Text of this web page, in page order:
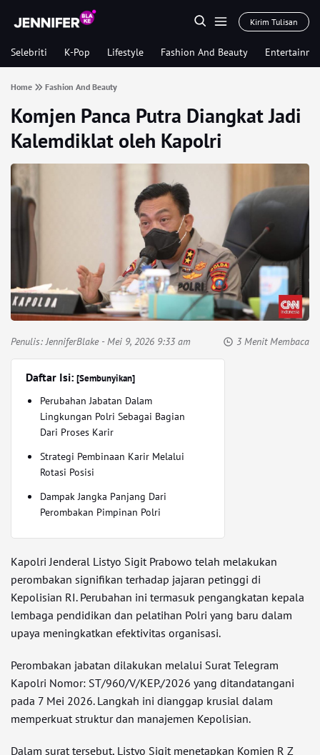
Kirim Tulisan
Selebriti K-Pop Lifestyle Fashion And Beauty
Home Fashion And Beauty
Komjen Panca Putra Diangkat Jadi
Kalemdiklat oleh Kapolri
Penulis:JenniferBlake- Mei 9, 2026 9:33 am 3 Menit Membaca
Daftar Isi: [Sembunyikan]
Perubahan Jabatan Dalam
Lingkungan Polri Sebagai Bagian
Dari Proses Karir
Strategi Pembinaan Karir Melalui
Rotasi Posisi
Dampak Jangka Panjang Dari
Perombakan Pimpinan Polri
Kapolri Jenderal Listyo Sigit Prabowo telah melakukan
perombakan signifikan terhadap jajaran petinggi di
Kepolisian RI. Perubahan ini termasuk pengangkatan kepala
lembaga pendidikan dan pelatihan Polri yang baru dalam
upaya meningkatkan efektivitas organisasi.
Perombakan jabatan dilakukan melalui Surat Telegram
Kapolri Nomor: ST/960/V/KEP./2026 yang ditandatangani
pada 7 Mei 2026. Langkah ini dianggap krusial dalam
memperkuat struktur dan manajemen Kepolisian.
Dalam surat tersebut, Listyo Sigit menetapkan Komjen R Z